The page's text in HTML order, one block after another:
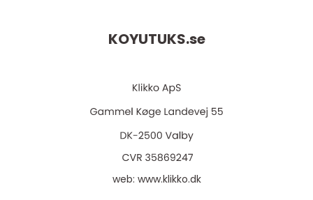
KOYUTUKS.se
web: www.klikko.dk